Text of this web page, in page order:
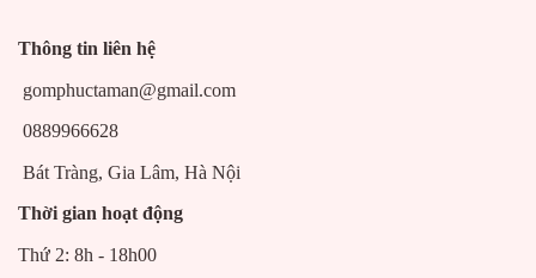
Thông tin liên hệ
gomphuctaman@gmail.com
0889966628
Bát Tràng, Gia Lâm, Hà Nội
Thời gian hoạt động
Thứ 2: 8h - 18h00